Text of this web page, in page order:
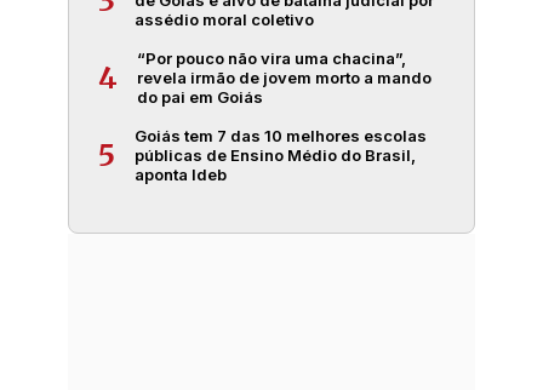
assédio moral coletivo
4
“Por pouco não vira uma chacina”,
revela irmão de jovem morto a mando
do pai em Goiás
5
Goiás tem 7 das 10 melhores escolas
públicas de Ensino Médio do Brasil,
aponta Ideb